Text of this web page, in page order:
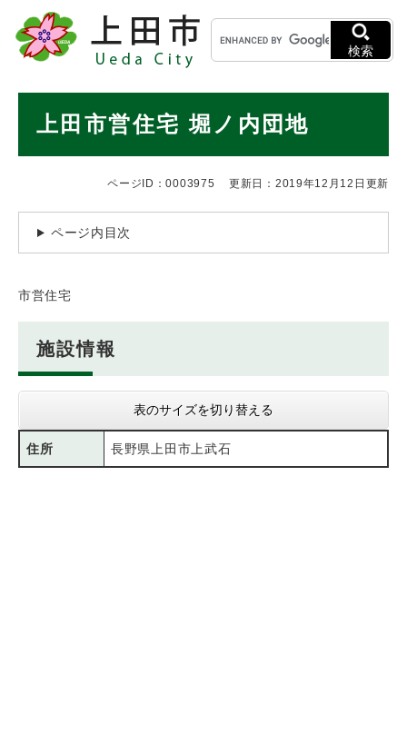
メニューを飛ばして本文へ
キ
ー
ワ
検
検索
上田市営住宅 堀ノ内団地
ページID：0003975 更新日：2019年12月12日更新
ページ内目次
市営住宅
施設情報
表のサイズを切り替える
住所 長野県上田市上武石